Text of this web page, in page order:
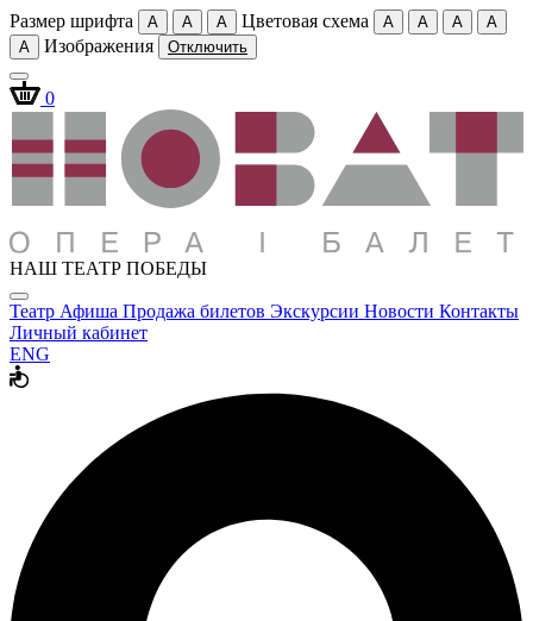
Размер шрифта A A A Цветовая схема A A A
A
A
Изображения Отключить
0
НАШ ТЕАТР ПОБЕДЫ
Театр Афиша Продажа билетов Экскурсии Новости Контакты
Личный кабинет
ENG